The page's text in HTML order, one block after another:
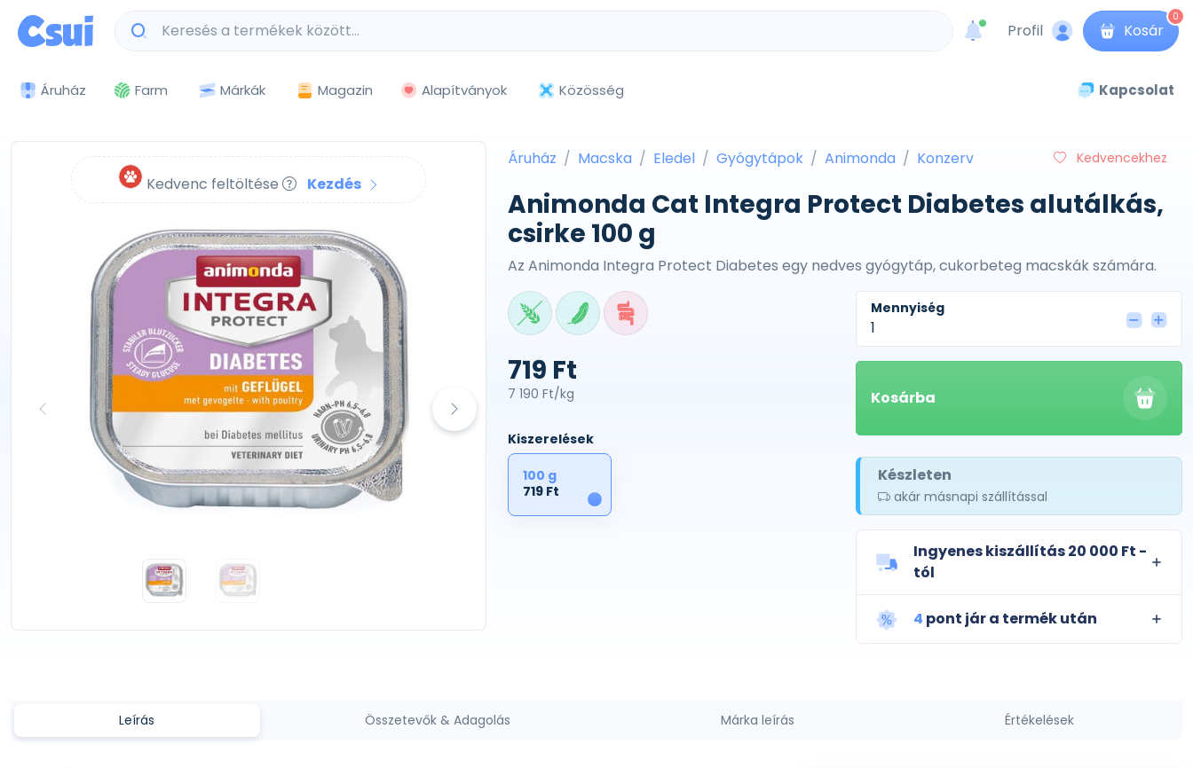
unread messages
Profil Kosár
0
Áruház Farm Márkák Magazin Alapítványok Közösség Kapcsolat
Kedvenc feltöltése Kezdés
Áruház Macska Eledel Gyógytápok Animonda Konzerv Kedvencekhez
Animonda Cat Integra Protect Diabetes alutálkás,
csirke 100 g
Az Animonda Integra Protect Diabetes egy nedves gyógytáp, cukorbeteg macskák számára.
719 Ft
7 190 Ft/kg
Kiszerelések
1
100 g
719 Ft
Mennyiség
Kosárba
Készleten
akár másnapi szállítással
Ingyenes kiszállítás 20 000 Ft -
tól
4 pont jár a termék után
Leírás Összetevők & Adagolás Márka leírás Értékelések